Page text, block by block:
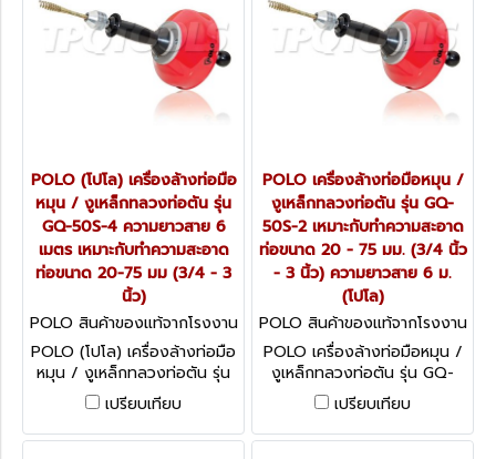
POLO (โปโล) เครื่องล้างท่อมือ
หมุน / งูเหล็กทลวงท่อตัน รุ่น
GQ-50S-4 ความยาวสาย 6
เมตร เหมาะกับทำความสะอาด
ท่อขนาด 20-75 มม (3/4 - 3
นิ้ว)
POLO สินค้าของแท้จากโรงงาน
ผู้ผลิต GQ-50S-4
POLO (โปโล) เครื่องล้างท่อมือ
หมุน / งูเหล็กทลวงท่อตัน รุ่น
GQ-50S-4 ความยาวสาย 6
เมตร เหมาะกับทำความสะอาดท่อ
ขนาด 20-75 มม (3/4 - 3 นิ้ว)
เปรียบเทียบ
POLO เครื่องล้างท่อมือหมุน /
งูเหล็กทลวงท่อตัน รุ่น GQ-
50S-2 เหมาะกับทำความสะอาด
ท่อขนาด 20 - 75 มม. (3/4 นิ้ว
- 3 นิ้ว) ความยาวสาย 6 ม.
(โปโล)
POLO สินค้าของแท้จากโรงงาน
ผู้ผลิต GQ-50S-2
POLO เครื่องล้างท่อมือหมุน /
งูเหล็กทลวงท่อตัน รุ่น GQ-
50S-2 เหมาะกับทำความสะอาด
ท่อขนาด 20 - 75 มม. (3/4
นิ้ว - 3 นิ้ว) ความยาวสาย 6 ม.
เปรียบเทียบ